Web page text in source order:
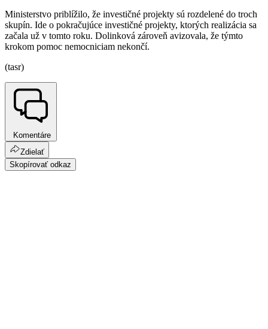
Ministerstvo priblížilo, že investičné projekty sú rozdelené do troch
skupín. Ide o pokračujúce investičné projekty, ktorých realizácia sa
začala už v tomto roku. Dolinková zároveň avizovala, že týmto
krokom pomoc nemocniciam nekončí.
(tasr)
Komentáre
Zdielať
Skopírovať odkaz